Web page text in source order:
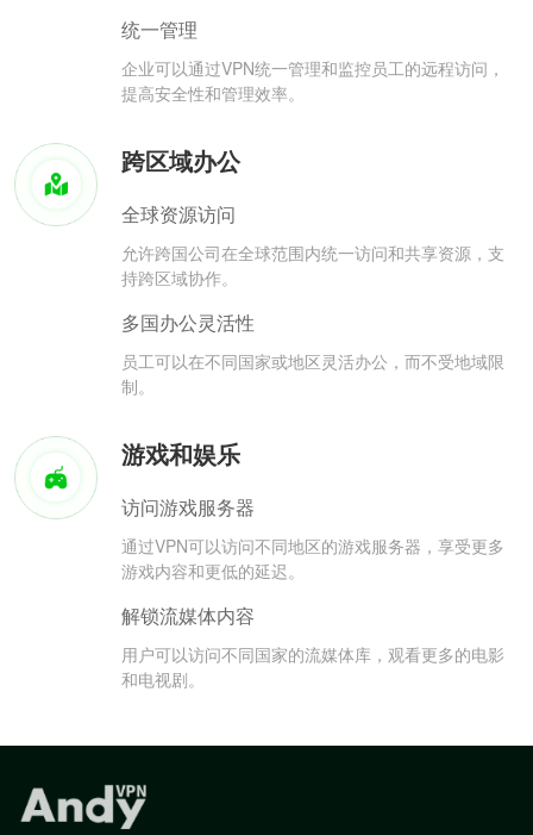
统一管理
企业可以通过VPN统一管理和监控员工的远程访问，
提高安全性和管理效率。
跨区域办公
全球资源访问
允许跨国公司在全球范围内统一访问和共享资源，支
持跨区域协作。
多国办公灵活性
员工可以在不同国家或地区灵活办公，而不受地域限
制。
游戏和娱乐
访问游戏服务器
通过VPN可以访问不同地区的游戏服务器，享受更多
游戏内容和更低的延迟。
解锁流媒体内容
用户可以访问不同国家的流媒体库，观看更多的电影
和电视剧。